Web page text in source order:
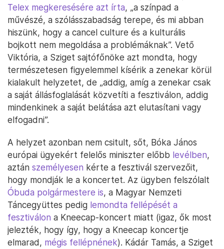
Telex megkeresésére azt írta, „a színpad a
művészé, a szólásszabadság terepe, és mi abban
hiszünk, hogy a cancel culture és a kulturális
bojkott nem megoldása a problémáknak”. Vető
Viktória, a Sziget sajtófőnöke azt mondta, hogy
természetesen figyelemmel kísérik a zenekar körül
kialakult helyzetet, de „addig, amíg a zenekar csak
a saját állásfoglalását közvetíti a fesztiválon, addig
mindenkinek a saját belátása azt elutasítani vagy
elfogadni”.
A helyzet azonban nem csitult, sőt, Bóka János
európai ügyekért felelős miniszter előbb levélben,
aztán személyesen kérte a fesztivál szervezőit,
hogy mondják le a koncertet. Az ügyben felszólalt
Óbuda polgármestere is, a Magyar Nemzeti
Táncegyüttes pedig lemondta fellépését a
fesztiválon a Kneecap-koncert miatt (igaz, ők most
jelezték, hogy így, hogy a Kneecap koncertje
elmarad, mégis fellépnének). Kádár Tamás, a Sziget